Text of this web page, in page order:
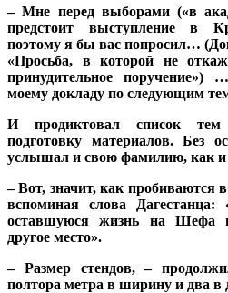
– Мне перед выборами («в
предстоит выступление в
поэтому я бы вас попросил…
«Просьба, в которой не
принудительное поручение»)
моему докладу по следующим
И продиктовал список
подготовку материалов. Без
услышал и свою фамилию, как и
– Вот, значит, как пробиваются
вспоминая слова
оставшуюся жизнь на Шефа
другое место».
– Размер стендов, –
полтора метра в ширину и два в